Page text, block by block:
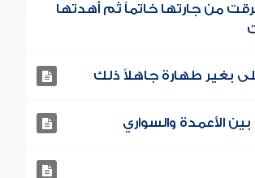
من جارتها خاتماً ثم أهدتها